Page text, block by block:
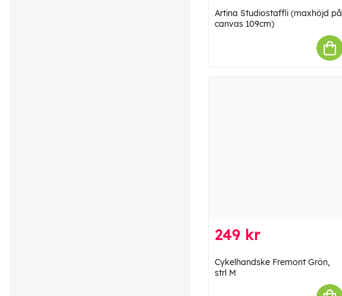
Artina Studiostaffli (maxhöjd på
canvas 109cm)
249 kr
Cykelhandske Fremont Grön,
strl M